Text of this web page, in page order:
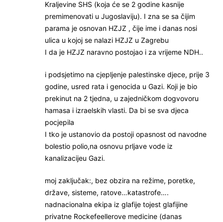
Kraljevine SHS (koja će se 2 godine kasnije
premimenovati u Jugoslaviju). I zna se sa čijim
parama je osnovan HZJZ , čije ime i danas nosi
ulica u kojoj se nalazi HZJZ u Zagrebu
I da je HZJZ naravno postojao i za vrijeme NDH..
i podsjetimo na cjepljenje palestinske djece, prije 3
godine, usred rata i genocida u Gazi. Koji je bio
prekinut na 2 tjedna, u zajedničkom dogvovoru
hamasa i izraelskih vlasti. Da bi se sva djeca
pocjepila
I tko je ustanovio da postoji opasnost od navodne
bolestio polio,na osnovu prljave vode iz
kanalizacijeu Gazi.
moj zaključak:, bez obzira na režime, poretke,
države, sisteme, ratove…katastrofe….
nadnacionalna ekipa iz glafije tojest glafijine
privatne Rockefeellerove medicine (danas